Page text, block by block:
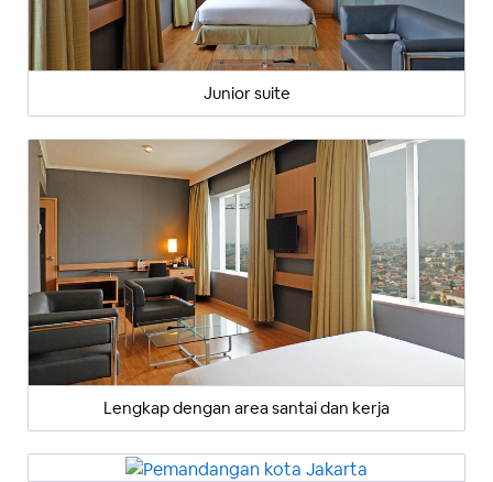
Junior suite
Lengkap dengan area santai dan kerja